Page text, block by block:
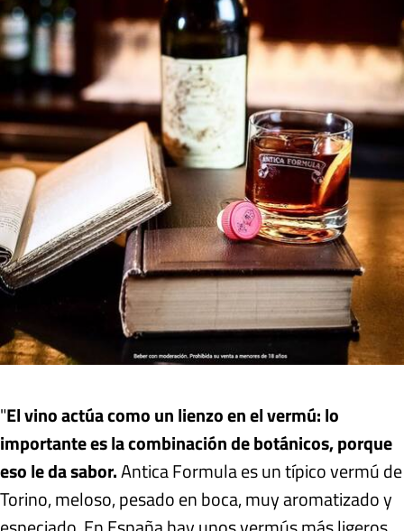
"El vino actúa como un lienzo en el vermú: lo
importante es la combinación de botánicos, porque
eso le da sabor.Antica Formula es un típico vermú de
Torino, meloso, pesado en boca, muy aromatizado y